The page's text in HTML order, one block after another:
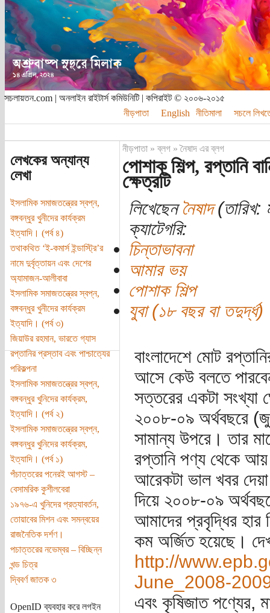
সচলায়তন.com | অনলাইন রাইটার্স কমিউনিটি | কপিরাইট © ২০০৬-২০১৫
নীড়পাতা
English নীতিমালা সচলে
লেখকের অন্যান্য
লেখা
ইসলামিক সমাজতন্ত্রের স্বপ্ন,
বঙ্গবন্ধুর খুনীদের কার্যক্রম
ইত্যাদি। (পর্ব ৪)
তথাকথিত ‘ই-কমার্স ইন্ডাস্ট্রি’র
নামে দুর্বৃত্তায়ন এবং দেশের
অ্যামাজন-আলীবাবা
ইসলামিক সমাজতন্ত্রের স্বপ্ন,
বঙ্গবন্ধুর খুনীদের কার্যক্রম
ইত্যাদি। (পর্ব ৩)
জিয়াউর রহমান, ভারতে গ্যাস
রপ্তানির প্রস্তাব এবং পাশ্চাত্যের
পরিকল্পনা
ইসলামিক সমাজতন্ত্রের স্বপ্ন,
বঙ্গবন্ধুর খুনিদের কার্যক্রম,
ইত্যাদি। (পর্ব ২)
ইসলামিক সমাজতন্ত্রের স্বপ্ন,
বঙ্গবন্ধুর খুনিদের কার্যক্রম,
ইত্যাদি। (পর্ব ১)
পঁচাত্তরের পনেরই আগস্ট –
বেসামরিক কুশীলবেরা
১৯৭৬-এ খুনিদের প্রত্যাবর্তন,
তোয়াবের মিশন এবং সমন্বয়ের
রাজনৈতিক দর্শণ।
পচাত্তরের নভেম্বর – বিচ্ছিন্ন
খন্ড চিত্র
দ্বিবর্ণ জাতক ৩
OpenID ব্যবহার করে লগইন
নীড়পাতা »ব্লগ »নৈষাদ এর ব্লগ
পোশাক শিল্প, রপ্তানি
ক্ষেত্রটি
লিখেছেননৈষাদ(তারিখ:
ক্যাটেগরি:
চিন্তাভাবনা
আমার ভয়
পোশাক শিল্প
যুবা (১৮ বছর বা তদুর্দ্ধ)
বাংলাদেশে মোট
আসে কেউ বলতে
সত্তরের একটা সংখ্যা
২০০৮-০৯ অর্থবছরে
সামান্য উপরে। তার
রপ্তানি পণ্য থেকে
আরেকটা ভাল খবর দেয়া
দিয়ে ২০০৮-০৯
আমাদের প্রবৃদ্ধির
কম অর্জিত হয়েছে।
http://
June_2008-
এবং কৃষিজাত পণ্যের,